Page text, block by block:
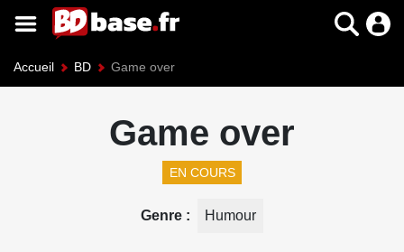
Accueil BD Game over
Game over
EN COURS
Genre Humour